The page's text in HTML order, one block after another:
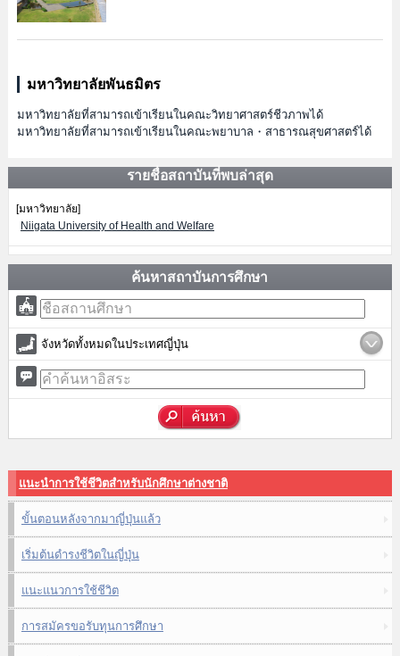
มหาวิทยาลัยพันธมิตร
มหาวิทยาลัยที่สามารถเข้าเรียนในคณะวิทยาศาสตร์ชีวภาพได้
มหาวิทยาลัยที่สามารถเข้าเรียนในคณะพยาบาล・สาธารณสุขศาสตร์ได้
รายชื่อสถาบันที่พบล่าสุด
[มหาวิทยาลัย]
Niigata University of Health and Welfare
ค้นหาสถาบันการศึกษา
จังหวัดทั้งหมดในประเทศญี่ปุ่น
แนะนำการใช้ชีวิตสำหรับนักศึกษาต่างชาติ
ขั้นตอนหลังจากมาญี่ปุ่นแล้ว
เริ่มต้นดำรงชีวิตในญี่ปุ่น
แนะแนวการใช้ชีวิต
การสมัครขอรับทุนการศึกษา